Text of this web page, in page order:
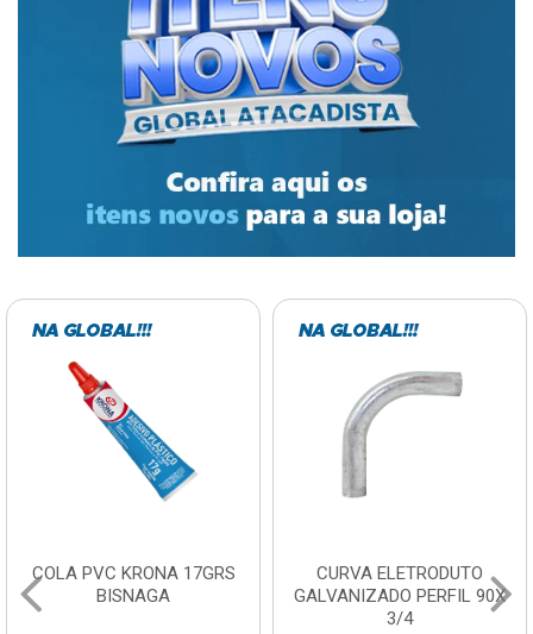
CURVA ELETRODUTO
GALVANIZADO PERFIL 90X
SOQUETE COM
FOTOCELULA EXATRON
COM SENSOR SPT0E27XC